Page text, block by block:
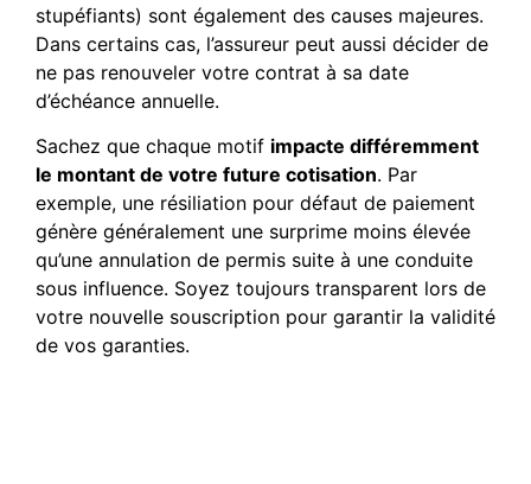
stupéfiants) sont également des causes majeures.
Dans certains cas, l’assureur peut aussi décider de
ne pas renouveler votre contrat à sa date
d’échéance annuelle.
Sachez que chaque motif impacte différemment
le montant de votre future cotisation. Par
exemple, une résiliation pour défaut de paiement
génère généralement une surprime moins élevée
qu’une annulation de permis suite à une conduite
sous influence. Soyez toujours transparent lors de
votre nouvelle souscription pour garantir la validité
de vos garanties.